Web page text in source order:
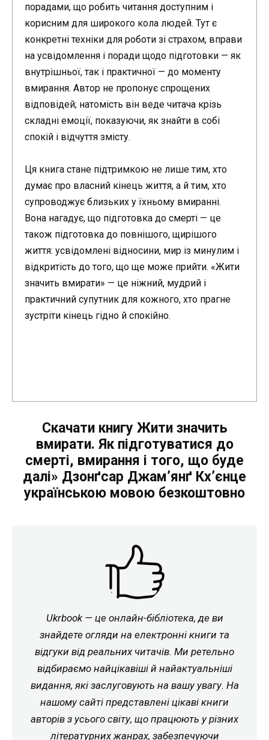
порадами, що робить читання доступним і
корисним для широкого кола людей. Тут є
конкретні техніки для роботи зі страхом, вправи
на усвідомлення і поради щодо підготовки — як
внутрішньої, так і практичної — до моменту
вмирання. Автор не пропонує спрощених
відповідей; натомість він веде читача крізь
складні емоції, показуючи, як знайти в собі
спокій і відчуття змісту.
Ця книга стане підтримкою не лише тим, хто
думає про власний кінець життя, а й тим, хто
супроводжує близьких у їхньому вмиранні.
Вона нагадує, що підготовка до смерті — це
також підготовка до повнішого, щирішого
життя: усвідомлені відносини, мир із минулим і
відкритість до того, що ще може прийти. «Жити
значить вмирати» — це ніжний, мудрий і
практичний супутник для кожного, хто прагне
зустріти кінець гідно й спокійно.
Скачати книгу Жити значить
вмирати. Як підготуватися до
смерті, вмирання і того, що буде
далі» Дзонґсар Джам’янґ Кх’єнце
українською мовою безкоштовно
Ukrbook — це онлайн-бібліотека, де ви
знайдете огляди на електронні книги та
відгуки від реальних читачів. Ми ретельно
відбираємо найцікавіші й найактуальніші
видання, які заслуговують на вашу увагу. На
нашому сайті представлені цікаві книги
авторів з усього світу, що працюють у різних
літературних жанрах, забезпечуючи